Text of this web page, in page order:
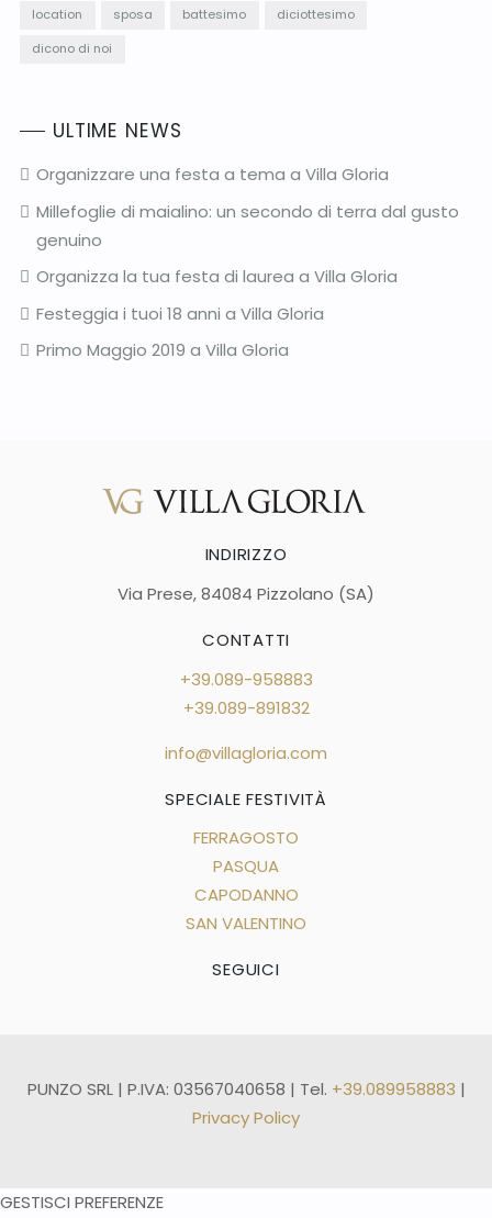
location
sposa battesimo
diciottesimo
dicono di noi
ULTIME NEWS
Organizzare una festa a tema a Villa Gloria
Millefoglie di maialino: un secondo di terra dal gusto
genuino
Organizza la tua festa di laurea a Villa Gloria
Festeggia i tuoi 18 anni a Villa Gloria
Primo Maggio 2019 a Villa Gloria
INDIRIZZO
Via Prese, 84084 Pizzolano (SA)
CONTATTI
+39.089-958883
+39.089-891832
info@villagloria.com
SPECIALE FESTIVITÀ
FERRAGOSTO
PASQUA
CAPODANNO
SAN VALENTINO
SEGUICI
PUNZO SRL | P.IVA: 03567040658 | Tel. +39.089958883 |
Privacy Policy
GESTISCI PREFERENZE